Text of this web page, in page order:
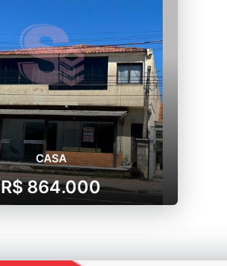
CASA
R$ 864.000